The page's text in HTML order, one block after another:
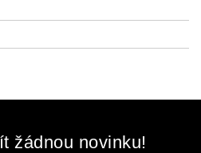
žádnou novinku!